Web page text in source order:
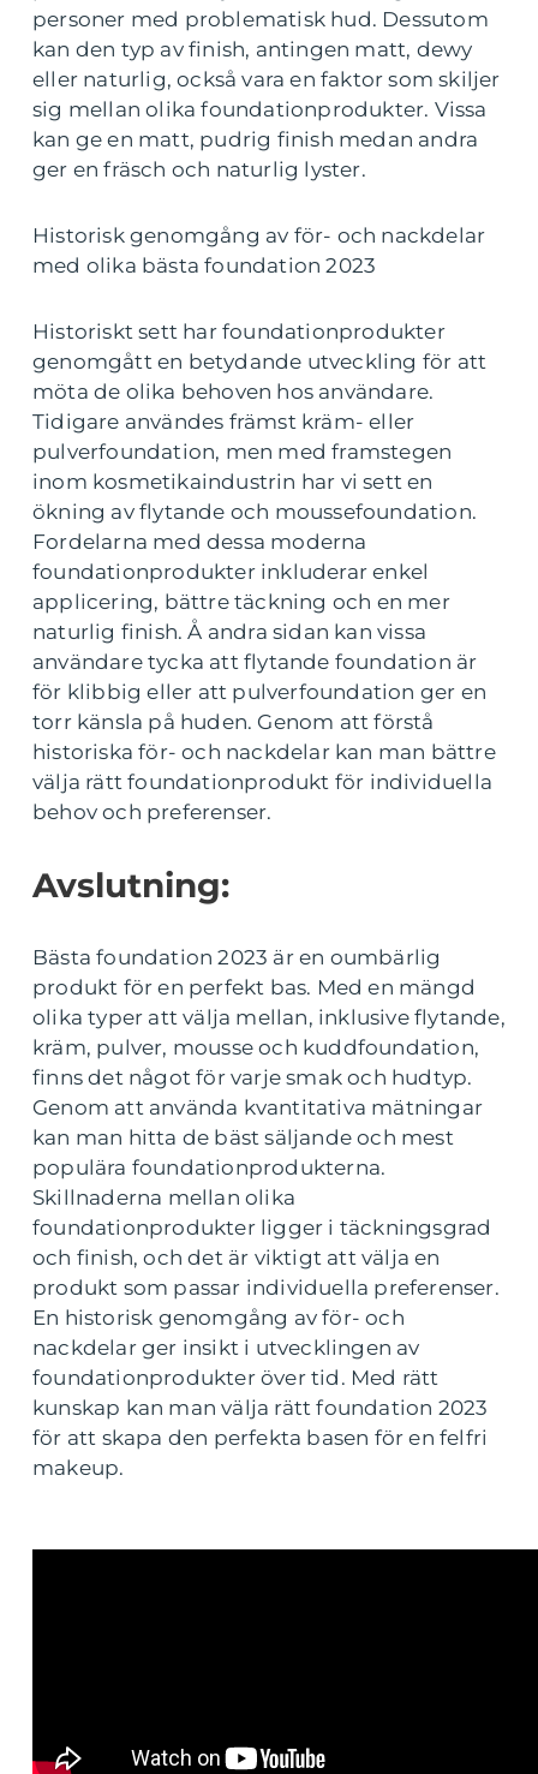
personer med problematisk hud. Dessutom
kan den typ av finish, antingen matt, dewy
eller naturlig, också vara en faktor som skiljer
sig mellan olika foundationprodukter. Vissa
kan ge en matt, pudrig finish medan andra
ger en fräsch och naturlig lyster.
Historisk genomgång av för- och nackdelar
med olika bästa foundation 2023
Historiskt sett har foundationprodukter
genomgått en betydande utveckling för att
möta de olika behoven hos användare.
Tidigare användes främst kräm- eller
pulverfoundation, men med framstegen
inom kosmetikaindustrin har vi sett en
ökning av flytande och moussefoundation.
Fordelarna med dessa moderna
foundationprodukter inkluderar enkel
applicering, bättre täckning och en mer
naturlig finish. Å andra sidan kan vissa
användare tycka att flytande foundation är
för klibbig eller att pulverfoundation ger en
torr känsla på huden. Genom att förstå
historiska för- och nackdelar kan man bättre
välja rätt foundationprodukt för individuella
behov och preferenser.
Avslutning:
Bästa foundation 2023 är en oumbärlig
produkt för en perfekt bas. Med en mängd
olika typer att välja mellan, inklusive flytande,
kräm, pulver, mousse och kuddfoundation,
finns det något för varje smak och hudtyp.
Genom att använda kvantitativa mätningar
kan man hitta de bäst säljande och mest
populära foundationprodukterna.
Skillnaderna mellan olika
foundationprodukter ligger i täckningsgrad
och finish, och det är viktigt att välja en
produkt som passar individuella preferenser.
En historisk genomgång av för- och
nackdelar ger insikt i utvecklingen av
foundationprodukter över tid. Med rätt
kunskap kan man välja rätt foundation 2023
för att skapa den perfekta basen för en felfri
makeup.